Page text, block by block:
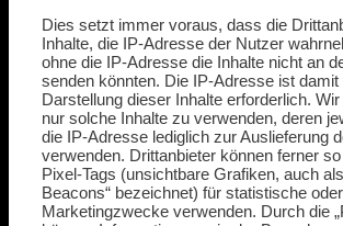
Dies setzt immer voraus, dass die
Inhalte, die IP-Adresse der Nutzer
ohne die IP-Adresse die Inhalte nicht an
senden könnten. Die IP-Adresse ist damit
Darstellung dieser Inhalte erforderlich.
nur solche Inhalte zu verwenden, deren
die IP-Adresse lediglich zur Auslieferung
verwenden. Drittanbieter können ferner
Pixel-Tags (unsichtbare Grafiken, auch
Beacons“ bezeichnet) für statistische oder
Marketingzwecke verwenden. Durch die